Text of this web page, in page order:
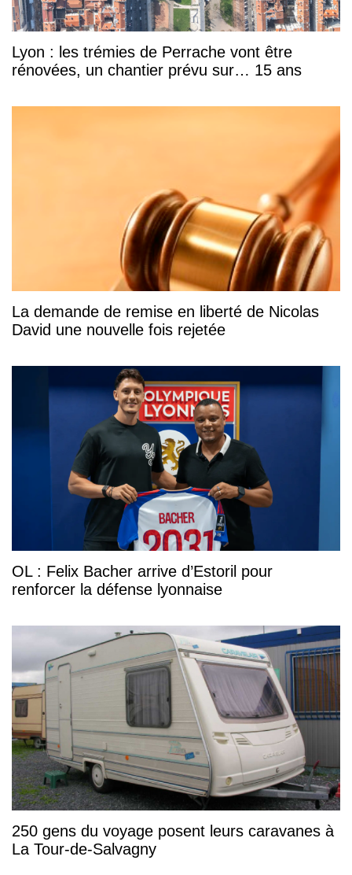
Lyon : les trémies de Perrache vont être
rénovées, un chantier prévu sur… 15 ans
La demande de remise en liberté de Nicolas
David une nouvelle fois rejetée
OL : Felix Bacher arrive d’Estoril pour
renforcer la défense lyonnaise
250 gens du voyage posent leurs caravanes à
La Tour-de-Salvagny